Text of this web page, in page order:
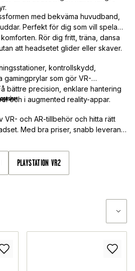
med bekväma huvudband,
Perfekt för dig som vill spela
Rör dig fritt, träna, dansa
att headsetet glider eller skaver.
kontrollskydd,
gamingprylar som gör VR-
bättre precision, enklare hantering
och i augmented reality-appar.
VR- och AR-tillbehör och hitta rätt
Med bra priser, snabb leverans
den självklara destinationen för
i nästa dimension – utrusta ditt
PLAYSTATION VR2